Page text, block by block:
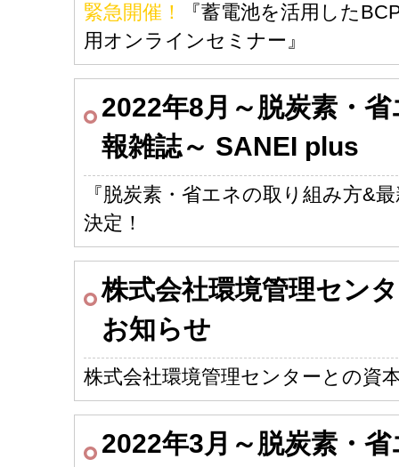
緊急開催！
『蓄電池を活用した
用オンラインセミナー』
2022年8月～脱炭素・
報雑誌～ SANEI plus
『脱炭素・省エネの取り組み方&
決定！
株式会社環境管理セン
お知らせ
株式会社環境管理センターとの資
2022年3月～脱炭素・